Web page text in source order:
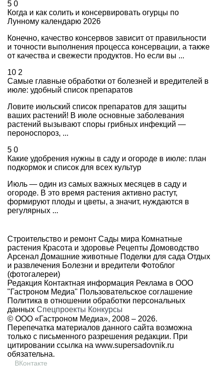
5 0
Когда и как солить и консервировать огурцы по
Лунному календарю 2026
Конечно, качество консервов зависит от правильности
и точности выполнения процесса консервации, а также
от качества и свежести продуктов. Но если вы ...
10 2
Самые главные обработки от болезней и вредителей в
июле: удобный список препаратов
Ловите июльский список препаратов для защиты
ваших растений! В июле основные заболевания
растений вызывают споры грибных инфекций —
пероноспороз, ...
5 0
Какие удобрения нужны в саду и огороде в июле: план
подкормок и список для всех культур
Июль — один из самых важных месяцев в саду и
огороде. В это время растения активно растут,
формируют плоды и цветы, а значит, нуждаются в
регулярных ...
Строительство и ремонт Сады мира Комнатные
растения Красота и здоровье Рецепты Домоводство
Арсенал Домашние животные Поделки для сада Отдых
и развлечения Болезни и вредители Фотоблог
(фотогалереи)
Редакция Контактная информация Реклама в ООО
"Гастроном Медиа" Пользовательское соглашение
Политика в отношении обработки персональных
данных Спецпроекты Конкурсы
© ООО «Гастроном Медиа», 2008 – 2026.
Перепечатка материалов данного сайта возможна
только с письменного разрешения редакции. При
цитировании ссылка на www.supersadovnik.ru
обязательна.
ВКонтакте